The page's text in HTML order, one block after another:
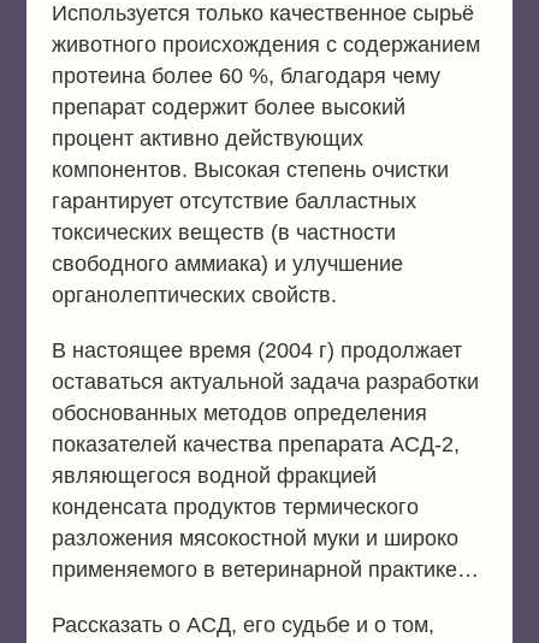
Используется только качественное сырьё
животного происхождения с содержанием
протеина более 60 %, благодаря чему
препарат содержит более высокий
процент активно действующих
компонентов. Высокая степень очистки
гарантирует отсутствие балластных
токсических веществ (в частности
свободного аммиака) и улучшение
органолептических свойств.
В настоящее время (2004 г) продолжает
оставаться актуальной задача разработки
обоснованных методов определения
показателей качества препарата АСД-2,
являющегося водной фракцией
конденсата продуктов термического
разложения мясокостной муки и широко
применяемого в ветеринарной практике…
Рассказать о АСД, его судьбе и о том,